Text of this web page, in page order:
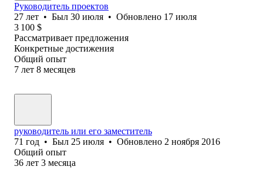
Руководитель проектов
27 лет • Был 30 июля • Обновлено 17 июля
3 100 $
Рассматривает предложения
Конкретные достижения
Общий опыт
7 лет 8 месяцев
руководитель или его заместитель
71 год • Был 25 июля • Обновлено 2 ноября 2016
Общий опыт
36 лет 3 месяца